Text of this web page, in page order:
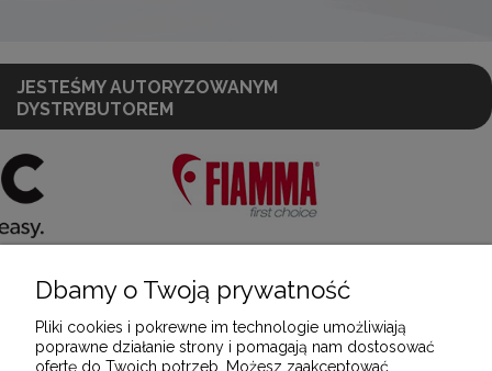
JESTEŚMY AUTORYZOWANYM
DYSTRYBUTOREM
POMOC
Dbamy o Twoją prywatność
Pliki cookies i pokrewne im technologie umożliwiają
poprawne działanie strony i pomagają nam dostosować
ofertę do Twoich potrzeb. Możesz zaakceptować